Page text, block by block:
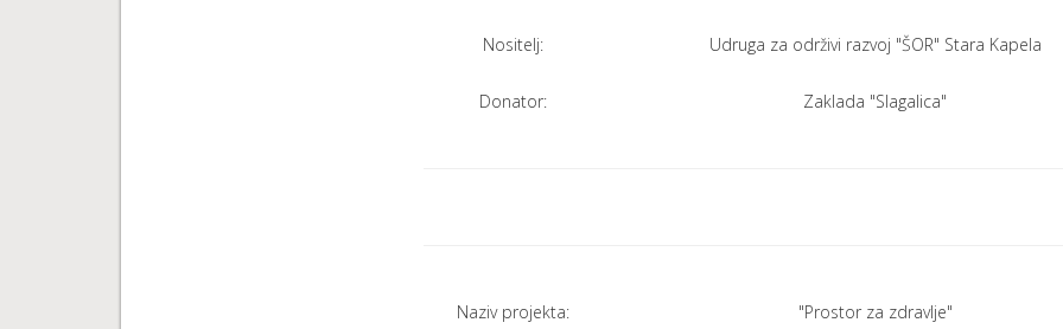
Nositelj: Udruga za održivi razvoj "ŠOR" Stara Kapela
Donator: Zaklada "Slagalica"
Naziv projekta: "Prostor za zdravlje"